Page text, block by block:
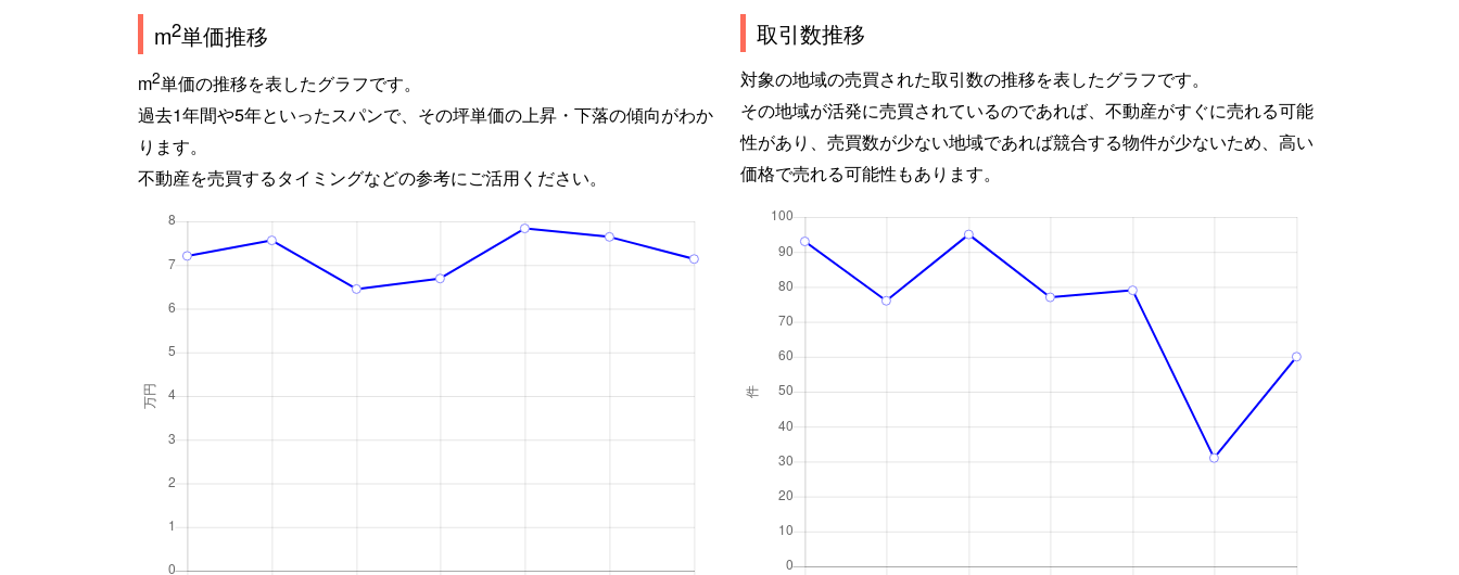
m2単価推移
m2単価の推移を表したグラフです。
過去1年間や5年といったスパンで、その坪単価の上昇・下落の傾向がわか
ります。
不動産を売買するタイミングなどの参考にご活用ください。
取引数推移
対象の地域の売買された取引数の推移を表したグラフです。
その地域が活発に売買されているのであれば、不動産がすぐに売れる可能
性があり、売買数が少ない地域であれば競合する物件が少ないため、高い
価格で売れる可能性もあります。